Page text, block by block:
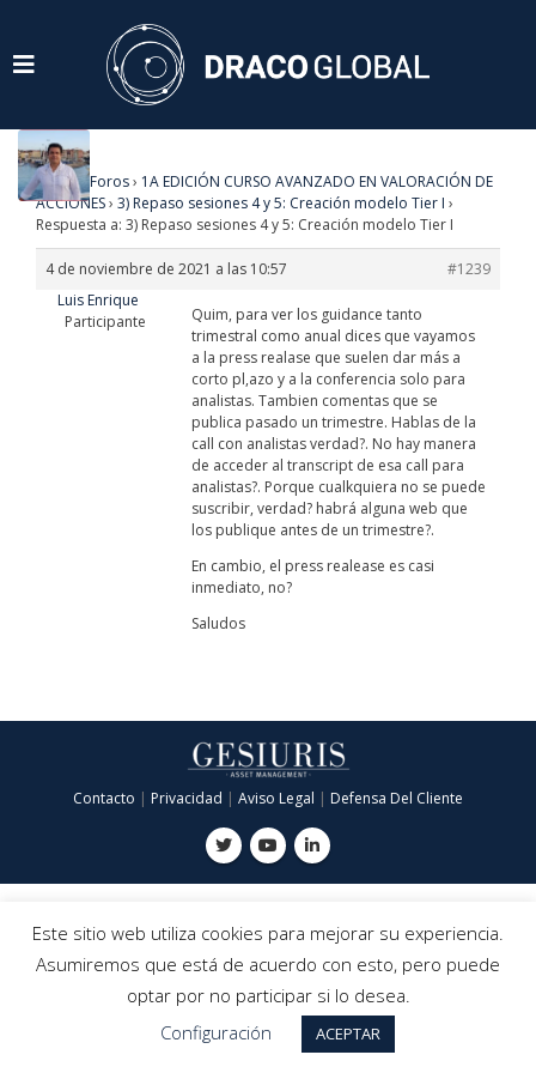
Home› Foros› 1A EDICIÓN CURSO AVANZADO EN VALORACIÓN DE
ACCIONES› 3) Repaso sesiones 4 y 5: Creación modelo Tier I ›
Respuesta a: 3) Repaso sesiones 4 y 5: Creación modelo Tier I
4 de noviembre de 2021 a las 10:57
#1239
Luis Enrique
Participante
Quim, para ver los guidance tanto
trimestral como anual dices que vayamos
a la press realase que suelen dar más a
corto pl,azo y a la conferencia solo para
analistas. Tambien comentas que se
publica pasado un trimestre. Hablas de la
call con analistas verdad?. No hay manera
de acceder al transcript de esa call para
analistas?. Porque cualkquiera no se puede
suscribir, verdad? habrá alguna web que
los publique antes de un trimestre?.
En cambio, el press realease es casi
inmediato, no?
Saludos
Contacto | Privacidad | Aviso Legal | Defensa Del Cliente
Este sitio web utiliza cookies para mejorar su experiencia.
Asumiremos que está de acuerdo con esto, pero puede
optar por no participar si lo desea.
Configuración
ACEPTAR